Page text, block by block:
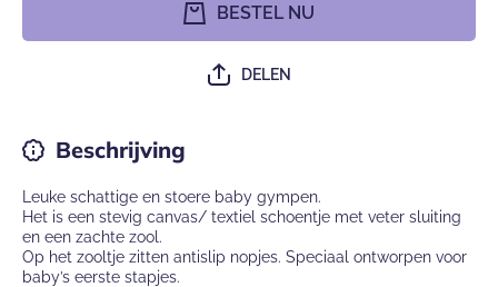
BESTEL NU
DELEN
Beschrijving
Leuke schattige en stoere baby gympen.
Het is een stevig canvas/ textiel schoentje met veter sluiting
en een zachte zool.
Op het zooltje zitten antislip nopjes. Speciaal ontworpen voor
baby’s eerste stapjes.